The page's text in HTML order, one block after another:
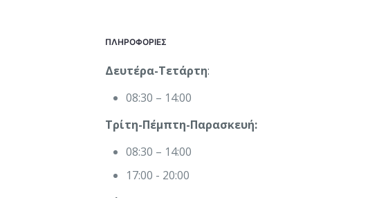
ΠΛΗΡΟΦΟΡΙΕΣ
Δευτέρα-Τετάρτη:
08:30 – 14:00
Τρίτη-Πέμπτη-Παρασκευή:
08:30 – 14:00
17:00 - 20:00